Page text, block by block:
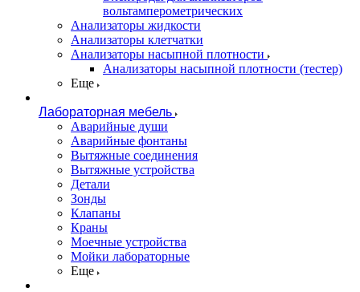
вольтамперометрических
Анализаторы жидкости
Анализаторы клетчатки
Анализаторы насыпной плотности
Анализаторы насыпной плотности (тестер)
Еще
Лабораторная мебель
Аварийные души
Аварийные фонтаны
Вытяжные соединения
Вытяжные устройства
Детали
Зонды
Клапаны
Краны
Моечные устройства
Мойки лабораторные
Еще